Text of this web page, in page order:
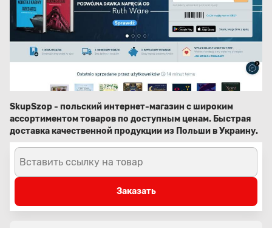
SkupSzop - польский интернет-магазин с широким
ассортиментом товаров по доступным ценам. Быстрая
доставка качественной продукции из Польши в Украину.
Вставить ссылку на товар
Заказать